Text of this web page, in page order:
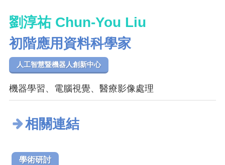
劉淳祐 Chun-You Liu
初階應用資料科學家
人工智慧暨機器人創新中心
機器學習、電腦視覺、醫療影像處理
相關連結
學術研討